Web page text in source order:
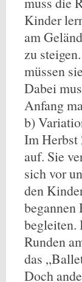
Kinder
am
zu
müssen
Dabei
Anfang
b)
Im Herbst
auf. Sie
sich vor
den
begannen
begleiten.
Runden
das
Doch